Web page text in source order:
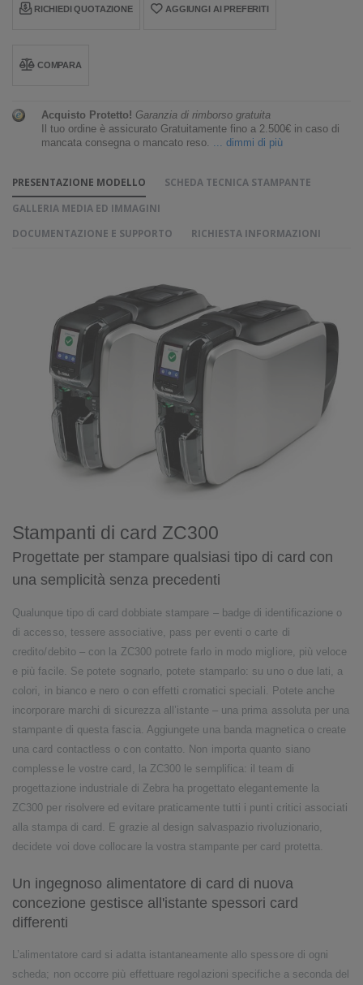
RICHIEDI QUOTAZIONE AGGIUNGI AI PREFERITI
COMPARA
Acquisto Protetto! Garanzia di rimborso gratuita
Il tuo ordine è assicurato Gratuitamente fino a 2.500€ in caso di
mancata consegna o mancato reso. ... dimmi di più
PRESENTAZIONE MODELLO
SCHEDA TECNICA STAMPANTE
GALLERIA MEDIA ED IMMAGINI
DOCUMENTAZIONE E SUPPORTO
RICHIESTA INFORMAZIONI
Stampanti di card ZC300
Progettate per stampare qualsiasi tipo di card con
una semplicità senza precedenti
Qualunque tipo di card dobbiate stampare – badge di identificazione o
di accesso, tessere associative, pass per eventi o carte di
credito/debito – con la ZC300 potrete farlo in modo migliore, più veloce
e più facile. Se potete sognarlo, potete stamparlo: su uno o due lati, a
colori, in bianco e nero o con effetti cromatici speciali. Potete anche
incorporare marchi di sicurezza all’istante – una prima assoluta per una
stampante di questa fascia. Aggiungete una banda magnetica o create
una card contactless o con contatto. Non importa quanto siano
complesse le vostre card, la ZC300 le semplifica: il team di
progettazione industriale di Zebra ha progettato elegantemente la
ZC300 per risolvere ed evitare praticamente tutti i punti critici associati
alla stampa di card. E grazie al design salvaspazio rivoluzionario,
decidete voi dove collocare la vostra stampante per card protetta.
Un ingegnoso alimentatore di card di nuova
concezione gestisce all'istante spessori card
differenti
L’alimentatore card si adatta istantaneamente allo spessore di ogni
scheda; non occorre più effettuare regolazioni specifiche a seconda del